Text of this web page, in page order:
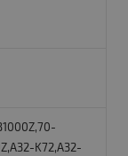
K72,A32-